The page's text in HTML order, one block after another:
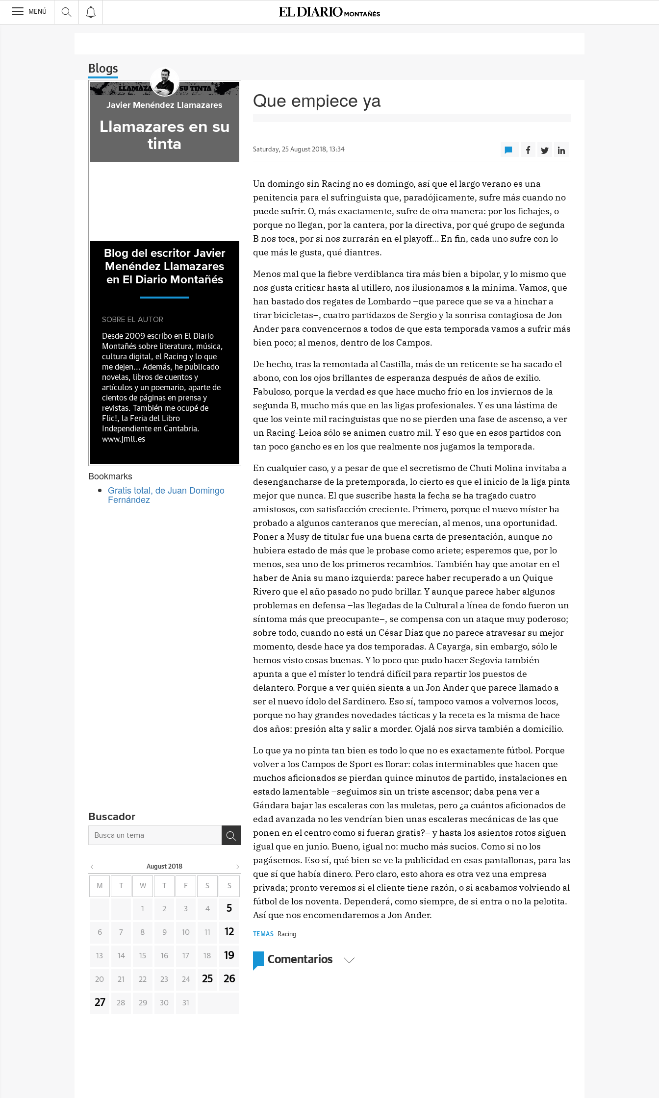
>
MENÚ
Blogs
Que empiece ya
Saturday, 25 August 2018, 13:34
Un domingo sin Racing no es domingo, así que el largo verano es una
penitencia para el sufringuista que, paradójicamente, sufre más cuando no
puede sufrir. O, más exactamente, sufre de otra manera: por los fichajes, o
porque no llegan, por la cantera, por la directiva, por qué grupo de segunda
B nos toca, por si nos zurrarán en el playoff… En fin, cada uno sufre con lo
que más le gusta, qué diantres.
Menos mal que la fiebre verdiblanca tira más bien a bipolar, y lo mismo que
nos gusta criticar hasta al utillero, nos ilusionamos a la mínima. Vamos, que
han bastado dos regates de Lombardo –que parece que se va a hinchar a
tirar bicicletas–, cuatro partidazos de Sergio y la sonrisa contagiosa de Jon
Ander para convencernos a todos de que esta temporada vamos a sufrir más
bien poco; al menos, dentro de los Campos.
De hecho, tras la remontada al Castilla, más de un reticente se ha sacado el
abono, con los ojos brillantes de esperanza después de años de exilio.
Fabuloso, porque la verdad es que hace mucho frío en los inviernos de la
segunda B, mucho más que en las ligas profesionales. Y es una lástima de
que los veinte mil racinguistas que no se pierden una fase de ascenso, a ver
un Racing-Leioa sólo se animen cuatro mil. Y eso que en esos partidos con
tan poco gancho es en los que realmente nos jugamos la temporada.
En cualquier caso, y a pesar de que el secretismo de Chuti Molina invitaba a
desengancharse de la pretemporada, lo cierto es que el inicio de la liga pinta
mejor que nunca. El que suscribe hasta la fecha se ha tragado cuatro
amistosos, con satisfacción creciente. Primero, porque el nuevo míster ha
probado a algunos canteranos que merecían, al menos, una oportunidad.
Poner a Musy de titular fue una buena carta de presentación, aunque no
hubiera estado de más que le probase como ariete; esperemos que, por lo
menos, sea uno de los primeros recambios. También hay que anotar en el
haber de Ania su mano izquierda: parece haber recuperado a un Quique
Rivero que el año pasado no pudo brillar. Y aunque parece haber algunos
problemas en defensa –las llegadas de la Cultural a línea de fondo fueron un
síntoma más que preocupante–, se compensa con un ataque muy poderoso;
sobre todo, cuando no está un César Díaz que no parece atravesar su mejor
momento, desde hace ya dos temporadas. A Cayarga, sin embargo, sólo le
hemos visto cosas buenas. Y lo poco que pudo hacer Segovia también
apunta a que el míster lo tendrá difícil para repartir los puestos de
delantero. Porque a ver quién sienta a un Jon Ander que parece llamado a
ser el nuevo ídolo del Sardinero. Eso sí, tampoco vamos a volvernos locos,
porque no hay grandes novedades tácticas y la receta es la misma de hace
dos años: presión alta y salir a morder. Ojalá nos sirva también a domicilio.
Lo que ya no pinta tan bien es todo lo que no es exactamente fútbol. Porque
volver a los Campos de Sport es llorar: colas interminables que hacen que
muchos aficionados se pierdan quince minutos de partido, instalaciones en
estado lamentable –seguimos sin un triste ascensor; daba pena ver a
Gándara bajar las escaleras con las muletas, pero ¿a cuántos aficionados de
edad avanzada no les vendrían bien unas escaleras mecánicas de las que
ponen en el centro como si fueran gratis?– y hasta los asientos rotos siguen
igual que en junio. Bueno, igual no: mucho más sucios. Como si no los
pagásemos. Eso sí, qué bien se ve la publicidad en esas pantallonas, para las
que sí que había dinero. Pero claro, esto ahora es otra vez una empresa
privada; pronto veremos si el cliente tiene razón, o si acabamos volviendo al
fútbol de los noventa. Dependerá, como siempre, de si entra o no la pelotita.
Así que nos encomendaremos a Jon Ander.
TEMAS Racing
Comentarios
Javier Menéndez Llamazares
Llamazares en su
tinta
Blog del escritor Javier
Menéndez Llamazares
en El Diario Montañés
SOBRE EL AUTOR
Desde 2009 escribo en El Diario
Montañés sobre literatura, música,
cultura digital, el Racing y lo que
me dejen... Además, he publicado
novelas, libros de cuentos y
artículos y un poemario, aparte de
cientos de páginas en prensa y
revistas. También me ocupé de
Flic!, la Feria del Libro
Independiente en Cantabria.
www.jmll.es
Bookmarks
Gratis total, de Juan Domingo
Fernández
Buscador
August 2018
M W F S S
1 2 3 4 5
6 7 8 9 10 11 12
13 14 15 16 17 18 19
20 21 22 23 24 25 26
27 28 29 30 31